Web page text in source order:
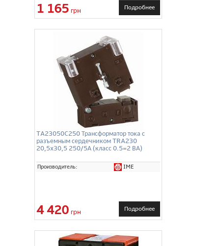
1 165 грн Подробнее
TA23050C250 Трансформатор тока с
разъемным сердечником TRA230
20,5x30,5 250/5А (класс 0.5=2 ВА)
Производитель: IME
4 420 грн Подробнее